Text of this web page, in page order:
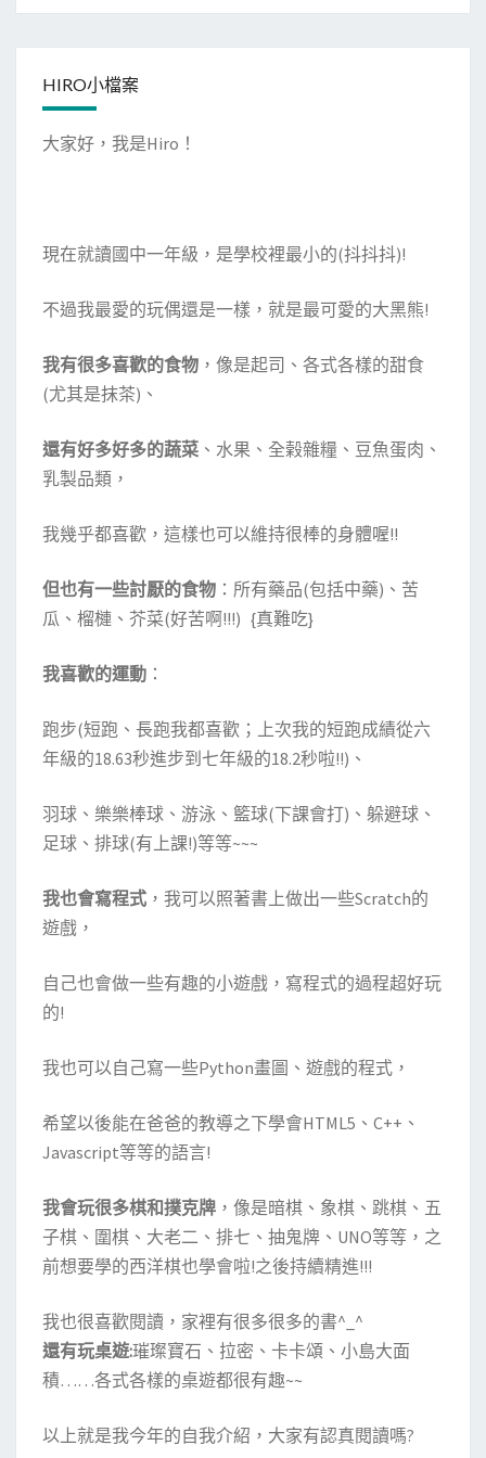
HIRO小檔案
大家好，我是Hiro！
現在就讀國中一年級，是學校裡最小的(抖抖抖)!
不過我最愛的玩偶還是一樣，就是最可愛的大黑熊!
我有很多喜歡的食物 ，像是起司、各式各樣的甜食
(尤其是抹茶)、
還有好多好多的蔬菜 、水果、全榖雜糧、豆魚蛋肉、
乳製品類，
我幾乎都喜歡，這樣也可以維持很棒的身體喔!!
但也有一些討厭的食物 ：所有藥品(包括中藥)、苦
瓜、榴槤、芥菜(好苦啊!!!) {真難吃}
我喜歡的運動 ：
跑步(短跑、長跑我都喜歡；上次我的短跑成績從六
年級的18.63秒進步到七年級的18.2秒啦!!)、
羽球、樂樂棒球、游泳、籃球(下課會打)、躲避球、
足球、排球(有上課!)等等~~~
我也會寫程式 ，我可以照著書上做出一些Scratch的
遊戲，
自己也會做一些有趣的小遊戲，寫程式的過程超好玩
的!
我也可以自己寫一些Python畫圖、遊戲的程式，
希望以後能在爸爸的教導之下學會HTML5、C++、
Javascript等等的語言!
我會玩很多棋和撲克牌 ，像是暗棋、象棋、跳棋、五
子棋、圍棋、大老二、排七、抽鬼牌、UNO等等，之
前想要學的西洋棋也學會啦!之後持續精進!!!
我也很喜歡閱讀，家裡有很多很多的書^_^
還有玩桌遊:璀璨寶石、拉密、卡卡頌、小島大面
積……各式各樣的桌遊都很有趣~~
以上就是我今年的自我介紹，大家有認真閱讀嗎?